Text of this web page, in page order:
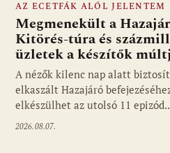
Fotó: media1.hu
AZ ECETFÁK ALÓL JELENTEM
Megmenekült a
Kitörés-túra és
üzletek a készítők
A nézők kilenc nap alatt
elkaszált Hazajáró
elkészülhet az utolsó 11
2026.08.07.